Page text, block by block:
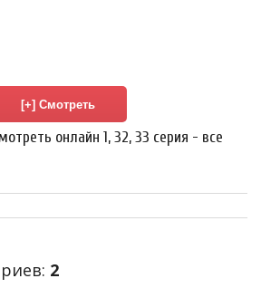
онлайн 1, 32, 33 серия - все
: 2